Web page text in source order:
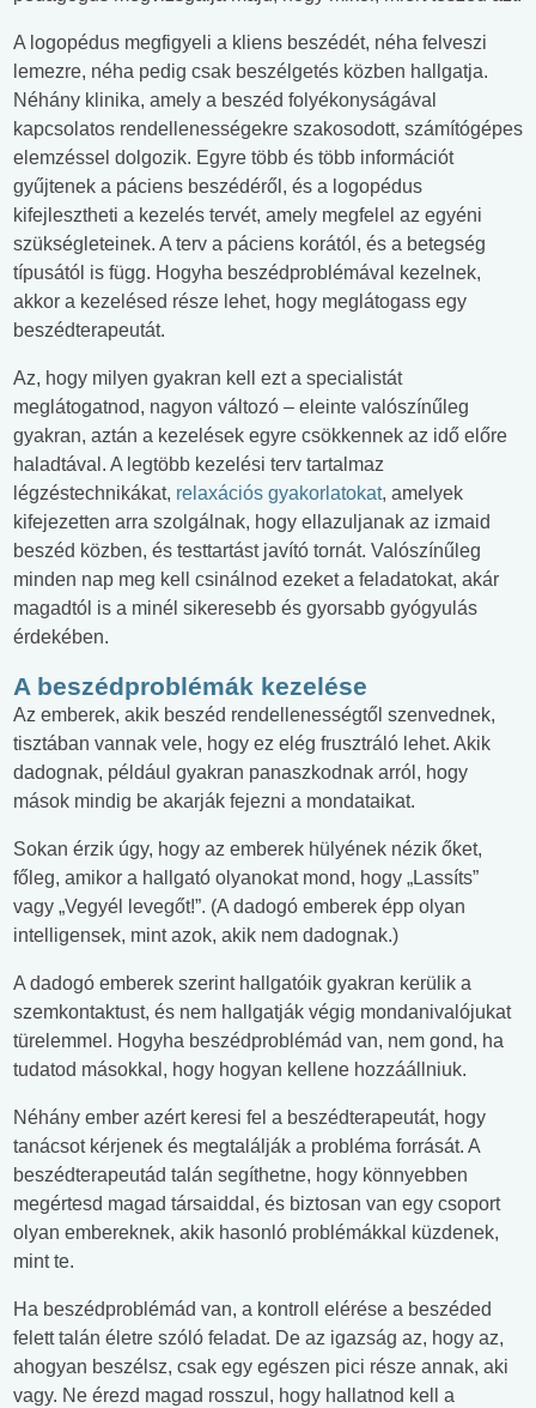
A logopédus megfigyeli a kliens beszédét, néha felveszi
lemezre, néha pedig csak beszélgetés közben hallgatja.
Néhány klinika, amely a beszéd folyékonyságával
kapcsolatos rendellenességekre szakosodott, számítógépes
elemzéssel dolgozik. Egyre több és több információt
gyűjtenek a páciens beszédéről, és a logopédus
kifejlesztheti a kezelés tervét, amely megfelel az egyéni
szükségleteinek. A terv a páciens korától, és a betegség
típusától is függ. Hogyha beszédproblémával kezelnek,
akkor a kezelésed része lehet, hogy meglátogass egy
beszédterapeutát.
Az, hogy milyen gyakran kell ezt a specialistát
meglátogatnod, nagyon változó – eleinte valószínűleg
gyakran, aztán a kezelések egyre csökkennek az idő előre
haladtával. A legtöbb kezelési terv tartalmaz
légzéstechnikákat, relaxációs gyakorlatokat, amelyek
kifejezetten arra szolgálnak, hogy ellazuljanak az izmaid
beszéd közben, és testtartást javító tornát. Valószínűleg
minden nap meg kell csinálnod ezeket a feladatokat, akár
magadtól is a minél sikeresebb és gyorsabb gyógyulás
érdekében.
A beszédproblémák kezelése
Az emberek, akik beszéd rendellenességtől szenvednek,
tisztában vannak vele, hogy ez elég frusztráló lehet. Akik
dadognak, például gyakran panaszkodnak arról, hogy
mások mindig be akarják fejezni a mondataikat.
Sokan érzik úgy, hogy az emberek hülyének nézik őket,
főleg, amikor a hallgató olyanokat mond, hogy „Lassíts”
vagy „Vegyél levegőt!”. (A dadogó emberek épp olyan
intelligensek, mint azok, akik nem dadognak.)
A dadogó emberek szerint hallgatóik gyakran kerülik a
szemkontaktust, és nem hallgatják végig mondanivalójukat
türelemmel. Hogyha beszédproblémád van, nem gond, ha
tudatod másokkal, hogy hogyan kellene hozzáállniuk.
Néhány ember azért keresi fel a beszédterapeutát, hogy
tanácsot kérjenek és megtalálják a probléma forrását. A
beszédterapeutád talán segíthetne, hogy könnyebben
megértesd magad társaiddal, és biztosan van egy csoport
olyan embereknek, akik hasonló problémákkal küzdenek,
mint te.
Ha beszédproblémád van, a kontroll elérése a beszéded
felett talán életre szóló feladat. De az igazság az, hogy az,
ahogyan beszélsz, csak egy egészen pici része annak, aki
vagy. Ne érezd magad rosszul, hogy hallatnod kell a